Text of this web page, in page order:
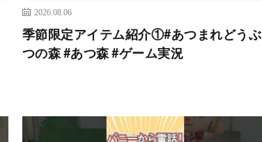
2026.08.06
季節限定アイテム紹介①#あつまれどうぶ
つの森 #あつ森 #ゲーム実況